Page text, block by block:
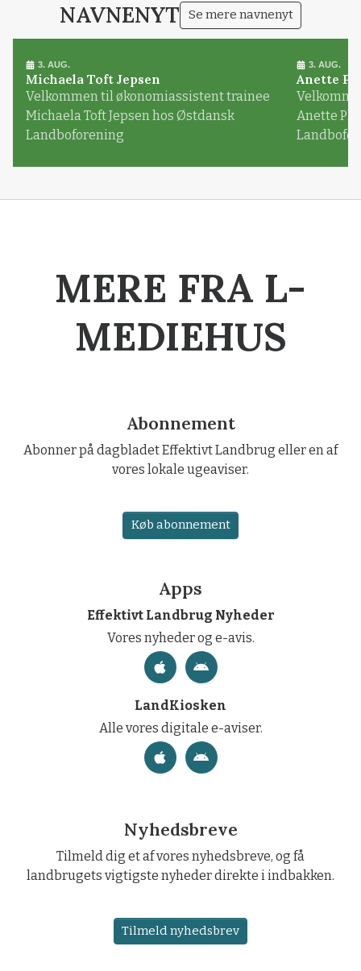
NAVNENYT Se mere navnenyt
3. AUG.
Michaela Toft Jepsen
Velkommen til økonomiassistent trainee
Michaela Toft Jepsen hos Østdansk
Landboforening
3. AUG.
Anette
Anette
MERE FRA L-
MEDIEHUS
Abonnement
Abonner på dagbladet Effektivt Landbrug eller en af
vores lokale ugeaviser.
Køb abonnement
Apps
Effektivt Landbrug Nyheder
Vores nyheder og e-avis.
LandKiosken
Alle vores digitale e-aviser.
Nyhedsbreve
Tilmeld dig et af vores nyhedsbreve, og få
landbrugets vigtigste nyheder direkte i indbakken.
Tilmeld nyhedsbrev